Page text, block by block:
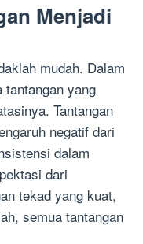
Menjadi
mudah. Dalam
tantangan yang
Tantangan
negatif dari
dalam
dari
tekad yang kuat,
semua tantangan